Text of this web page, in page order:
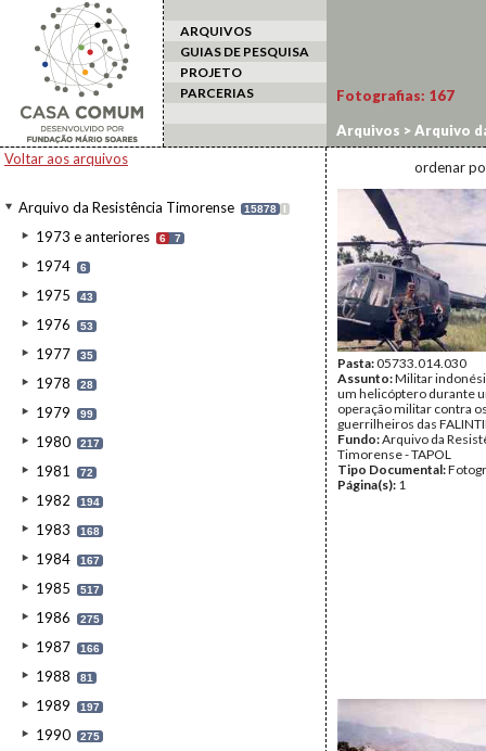
ARQUIVOS
GUIAS DE PESQUISA
PROJETO
PARCERIAS
Voltar aos arquivos
Arquivo da Resistência Timorense 15878 I
1973 e anteriores 6 7
1974 6
1975 43
1976 53
1977 35
1978 28
1979 99
1980 217
1981 72
1982 194
1983 168
1984 167
1985 517
1986 275
1987 166
1988 81
1989 197
1990 275
Fotografias: 167
Arquivos >Arquivo
forças militares
ordenar
Pasta:05733.014.030
Assunto:Militar
um helicóptero durante
operação militar contra
guerrilheiros das
Fundo:Arquivo da
Timorense - TAPOL
Tipo Documental:
Página(s): 1